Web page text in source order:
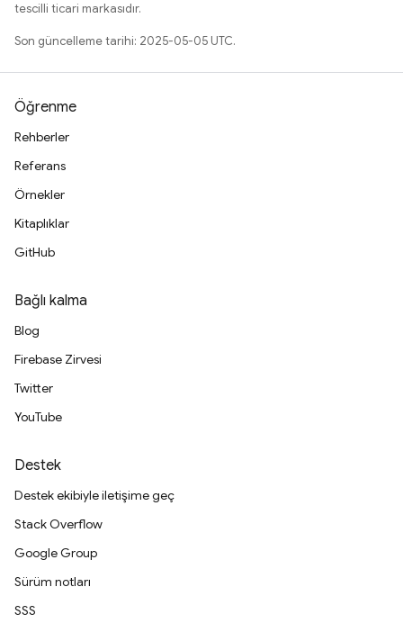
tescilli ticari markasıdır.
Son güncelleme tarihi: 2025-05-05 UTC.
Öğrenme
Rehberler
Referans
Örnekler
Kitaplıklar
GitHub
Bağlı kalma
Blog
Firebase Zirvesi
Twitter
YouTube
Destek
Destek ekibiyle iletişime geç
Stack Overflow
Google Group
Sürüm notları
SSS